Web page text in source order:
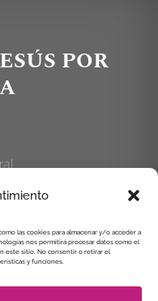
las cookies para almacenar y/o acceder a
nos permitirá procesar datos como el
este sitio. No consentir o retirar el
y funciones.
POR
55